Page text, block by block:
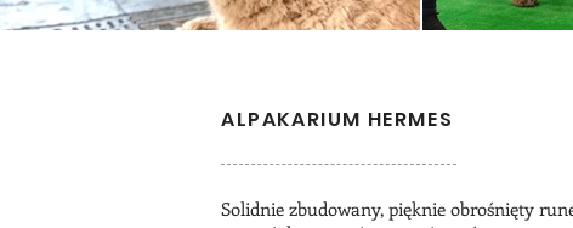
ALPAKARIUM HERMES
Solidnie zbudowany, pięknie obrośnięty